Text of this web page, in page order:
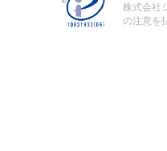
株式会社
の注意を